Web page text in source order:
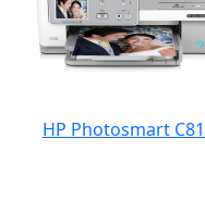
HP Photosmart